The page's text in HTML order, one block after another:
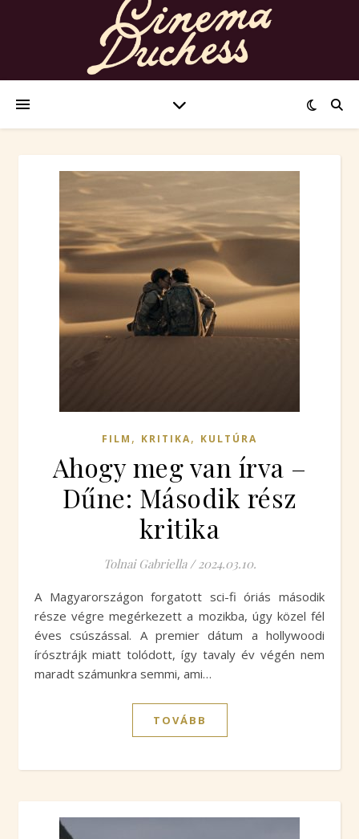
FILM , KRITIKA, KULTÚRA
Ahogy meg van írva –
Dűne: Második rész
kritika
Tolnai Gabriella / 2024.03.10.
A Magyarországon forgatott sci-fi óriás második
része végre megérkezett a mozikba, úgy közel fél
éves csúszással. A premier dátum a hollywoodi
írósztrájk miatt tolódott, így tavaly év végén nem
maradt számunkra semmi, ami…
TOVÁBB